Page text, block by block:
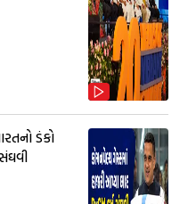
ડંકો